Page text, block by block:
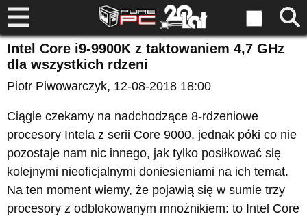
Intel Core i9-9900K z taktowaniem 4,7 GHz
dla wszystkich rdzeni
Piotr Piwowarczyk, 12-08-2018 18:00
Ciągle czekamy na nadchodzące 8-rdzeniowe
procesory Intela z serii Core 9000, jednak póki co nie
pozostaje nam nic innego, jak tylko posiłkować się
kolejnymi nieoficjalnymi doniesieniami na ich temat.
Na ten moment wiemy, że pojawią się w sumie trzy
procesory z odblokowanym mnożnikiem: to Intel Core